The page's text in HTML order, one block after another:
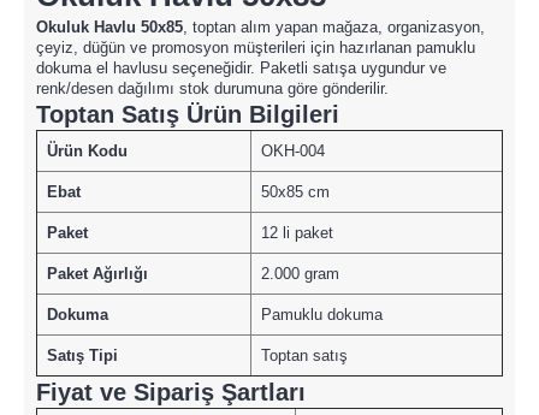
Okuluk Havlu 50x85, toptan alım yapan mağaza, organizasyon,
çeyiz, düğün ve promosyon müşterileri için hazırlanan pamuklu
dokuma el havlusu seçeneğidir. Paketli satışa uygundur ve
renk/desen dağılımı stok durumuna göre gönderilir.
Toptan Satış Ürün Bilgileri
Ürün Kodu OKH-004
Ebat 50x85 cm
Paket 12 li paket
Paket Ağırlığı 2.000 gram
Dokuma Pamuklu dokuma
Satış Tipi Toptan satış
Fiyat ve Sipariş Şartları